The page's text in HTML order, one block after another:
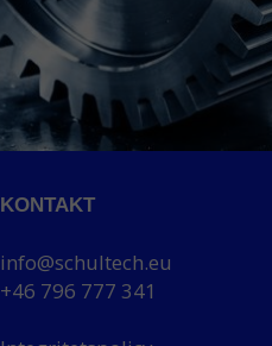
KONTAKT
info@schultech.eu
+46 796 777 341